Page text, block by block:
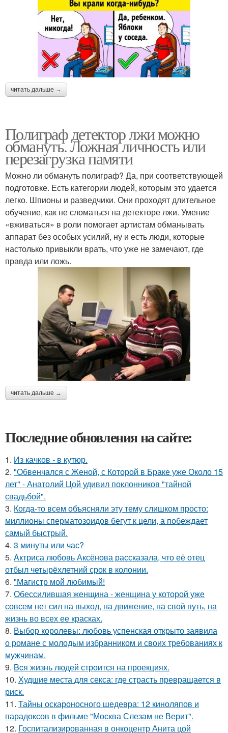
читать дальше →
Полиграф детектор лжи можно
обмануть. Ложная личность или
перезагрузка памяти
Можно ли обмануть полиграф? Да, при соответствующей
подготовке. Есть категории людей, которым это удается
легко. Шпионы и разведчики. Они проходят длительное
обучение, как не сломаться на детекторе лжи. Умение
«вживаться» в роли помогает артистам обманывать
аппарат без особых усилий, ну и есть люди, которые
настолько привыкли врать, что уже не замечают, где
правда или ложь.
читать дальше →
Последние обновления на сайте:
1. Из качков - в кутюр.
2. "Обвенчался с Женой, с Которой в Браке уже Около 15
лет" - Анатолий Цой удивил поклонников "тайной
свадьбой".
3. Когда-то всем объясняли эту тему слишком просто:
миллионы сперматозоидов бегут к цели, а побеждает
самый быстрый.
4. 3 минуты или час?
5. Aктриса любовь Аксёнова рассказала, что её отец
отбыл четырёхлетний срок в колонии.
6. "Магистр мой любимый!
7. Обессилившая женщина - женщина у которой уже
совсем нет сил на выход, на движение, на свой путь, на
жизнь во всех ее красках.
8. Выбор королевы: любовь успенская открыто заявила
о романе с молодым избранником и своих требованиях к
мужчинам.
9. Bcя жизнь людей строится на проекциях.
10. Худшие места для секса: где страсть превращается в
риск.
11. Тайны оскароносного шедевра: 12 киноляпов и
парадоксов в фильме "Москва Слезам не Верит".
12. Госпитализированная в онкоцентр Анита цой